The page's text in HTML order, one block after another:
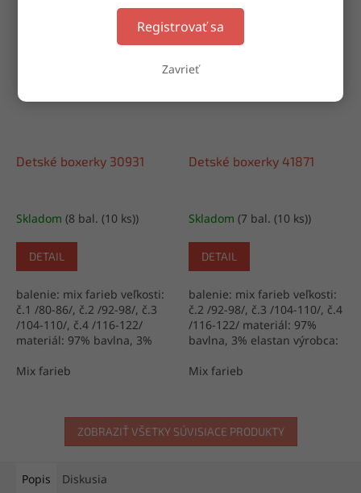
Registrovať sa
Zavrieť
Detské boxerky 30931
Skladom (8 bal. (10 ks))
DETAIL
balenie: mix farieb veľkosti:
č.1 /80-86/, č.2 /92-98/, č.3
/104-110/, č.4 /116-122/
materiál: 97% bavlna, 3%
Mix farieb
Detské boxerky 41871
Skladom (7 bal. (10 ks))
DETAIL
balenie: mix farieb veľkosti:
č.2 /92-98/, č.3 /104-110/, č.4
/116-122/ materiál: 97%
bavlna, 3% elastan výrobca:
Mix farieb
ZOBRAZIŤ VŠETKY SÚVISIACE PRODUKTY
Popis Diskusia